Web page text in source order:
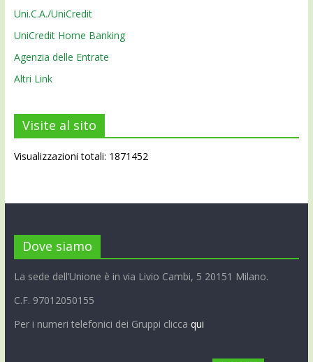
Uni.C.A./UniCredit
UniCredit Home Banking
Agenzia delle Entrate
Altri Link
Visite al sito
Visualizzazioni totali: 1871452
Dove siamo
La sede dell’Unione è in via Livio Cambi, 5 20151 Milano.
C.F. 97012050155
Per i numeri telefonici dei Gruppi clicca qui